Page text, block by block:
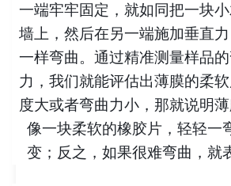
一端牢牢固定，就如同把一块
墙上，然后在另一端施加垂直
一样弯曲。通过精准测量样品
力，我们就能评估出薄膜的柔
度大或者弯曲力小，那就说明
像一块柔软的橡胶片，轻轻一
变；反之，如果很难弯曲，就